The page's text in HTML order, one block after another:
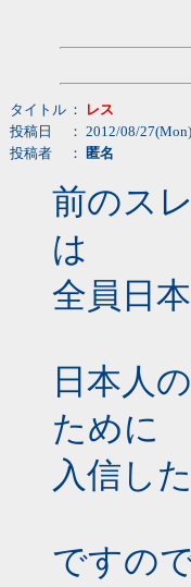
タイトル ：
レス
投稿日
： 2012/08/
投稿者
： 匿名
前のス
は
全員日
日本人
ために
入信し
ですの